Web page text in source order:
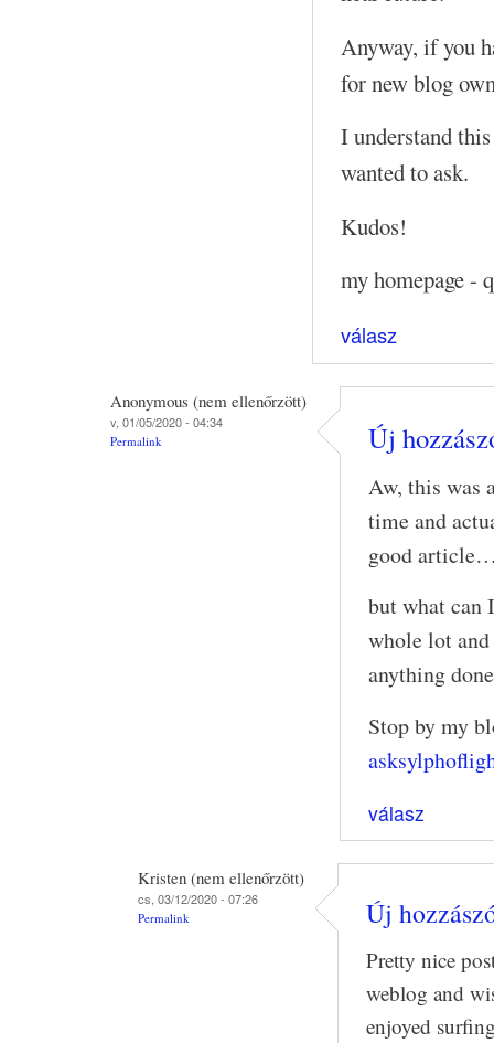
Anyway, if you
for new blog
I understand
wanted to ask.
Kudos!
my homepage -
válasz
Anonymous (nem ellenőrzött)
v, 01/05/2020 - 04:34
Permalink Új
Aw, this was
time and
good
but what
whole lot
anything
Stop by my
válasz
Kristen (nem ellenőrzött)
cs, 03/12/2020 - 07:26
Permalink Új
Pretty nice
weblog and
enjoyed